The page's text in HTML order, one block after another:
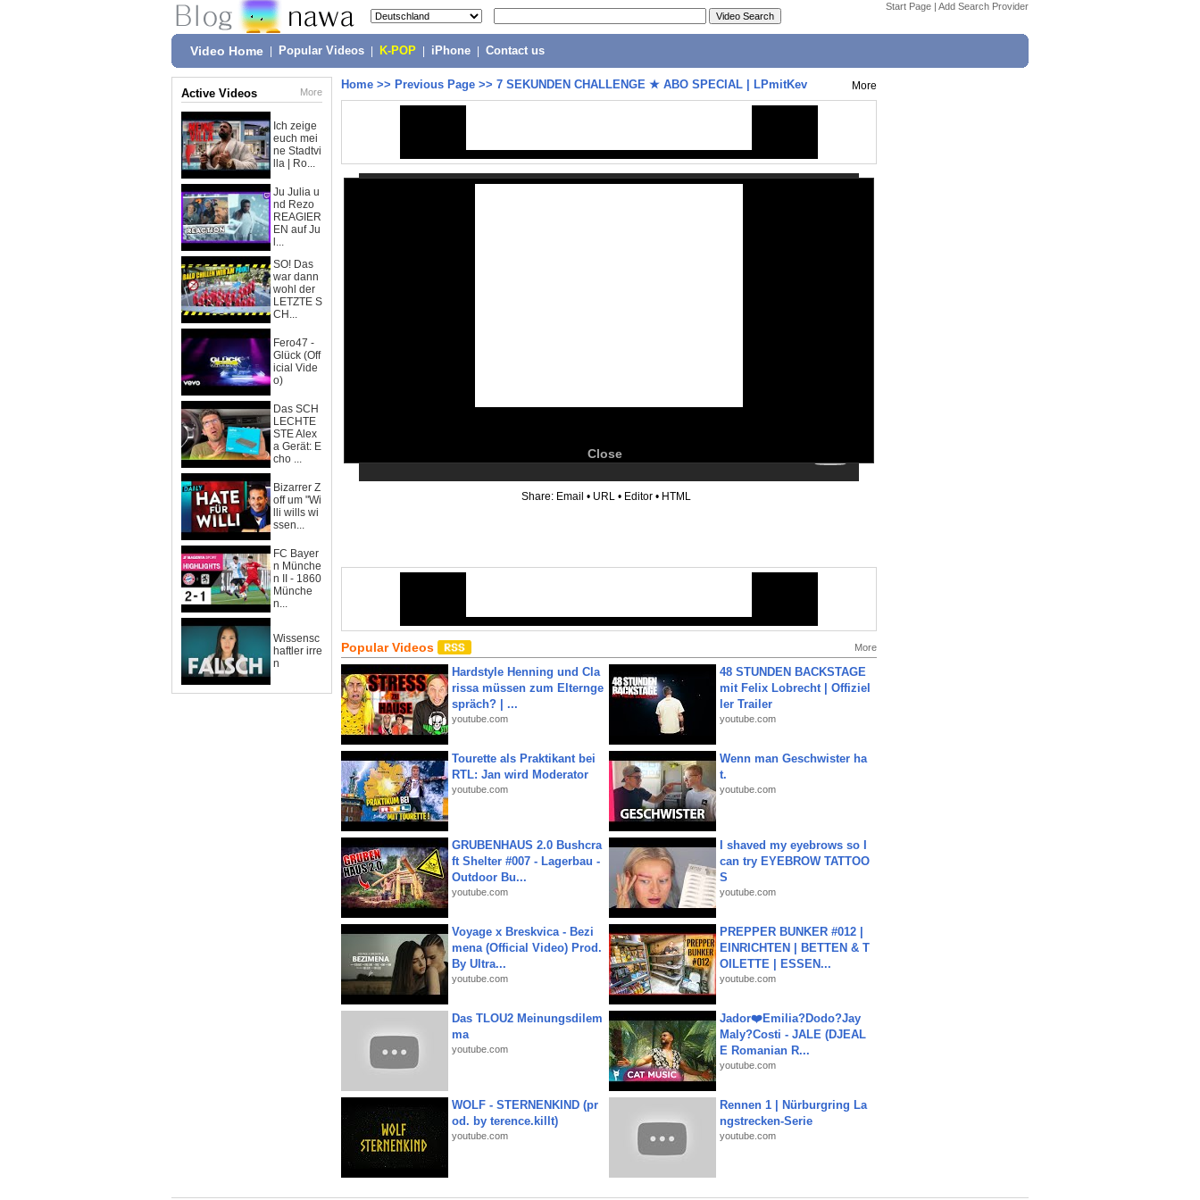
Start Page | Add Search Provider
Video Home Popular Videos K-POP iPhone Contact us
Active Videos More
Ich zeige
euch mei
ne Stadtvi
lla | Ro...
Ju Julia u
nd Rezo
REAGIER
EN auf Ju
l...
SO! Das
war dann
wohl der
LETZTE S
CH...
Fero47 -
Glück (Off
icial Vide
o)
Das SCH
LECHTE
STE Alex
a Gerät: E
cho ...
Bizarrer Z
off um "Wi
lli wills wi
ssen...
FC Bayer
n Münche
n II - 1860
Münche
n...
Wissensc
haftler irre
n
Home >> Previous Page >> 7 SEKUNDEN CHALLENGE ★ ABO SPECIAL | LPmitKev More
Close
Share: Email • URL • Editor • HTML
Popular Videos More
Hardstyle Henning und Cla
rissa müssen zum Elternge
spräch? | ...
youtube.com
48 STUNDEN BACKSTAGE
mit Felix Lobrecht | Offiziel
ler Trailer
youtube.com
Tourette als Praktikant bei
RTL: Jan wird Moderator
youtube.com
Wenn man Geschwister ha
t.
youtube.com
GRUBENHAUS 2.0 Bushcra
ft Shelter #007 - Lagerbau -
Outdoor Bu...
youtube.com
I shaved my eyebrows so I
can try EYEBROW TATTOO
S
youtube.com
Voyage x Breskvica - Bezi
mena (Official Video) Prod.
By Ultra...
youtube.com
PREPPER BUNKER #012 |
EINRICHTEN | BETTEN & T
OILETTE | ESSEN...
youtube.com
Das TLOU2 Meinungsdilem
ma
youtube.com
Jador❤️Emilia?Dodo?Jay
Maly?Costi - JALE (DJEAL
E Romanian R...
youtube.com
WOLF - STERNENKIND (pr
od. by terence.killt)
youtube.com
Rennen 1 | Nürburgring La
ngstrecken-Serie
youtube.com